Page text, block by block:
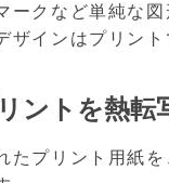
ークなど単純な
ザインはプリント
ントを熱転
たプリント用紙